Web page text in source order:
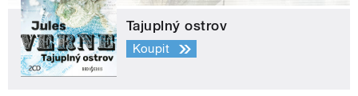
Tajuplný ostrov
Koupit